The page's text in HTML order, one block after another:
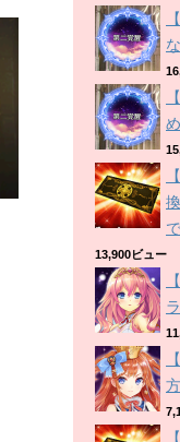
13,900ビュー